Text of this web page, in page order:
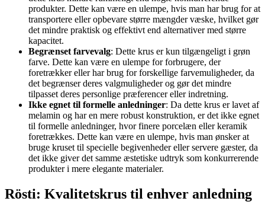
produkter. Dette kan være en ulempe, hvis man har brug for at
transportere eller opbevare større mængder væske, hvilket gør
det mindre praktisk og effektivt end alternativer med større
kapacitet.
Begrænset farvevalg: Dette krus er kun tilgængeligt i grøn
farve. Dette kan være en ulempe for forbrugere, der
foretrækker eller har brug for forskellige farvemuligheder, da
det begrænser deres valgmuligheder og gør det mindre
tilpasset deres personlige præferencer eller indretning.
Ikke egnet til formelle anledninger: Da dette krus er lavet af
melamin og har en mere robust konstruktion, er det ikke egnet
til formelle anledninger, hvor finere porcelæn eller keramik
foretrækkes. Dette kan være en ulempe, hvis man ønsker at
bruge kruset til specielle begivenheder eller servere gæster, da
det ikke giver det samme æstetiske udtryk som konkurrerende
produkter i mere elegante materialer.
Rösti: Kvalitetskrus til enhver anledning